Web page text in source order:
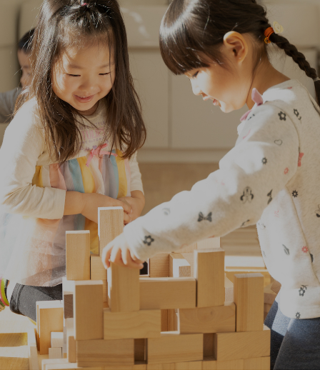
各園のブログ
2026.08.06 赤しそジュース作り～にじ組～2026.08.0
5 【そら組】誕生会
一覧を見る